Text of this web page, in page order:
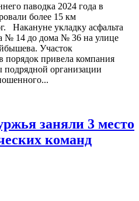
паводка 2024 года в
более 15 км
Накануне укладку асфальта
№ 14 до дома № 36 на улице
Участок
порядок привела компания
организации
заняли 3 место
команд